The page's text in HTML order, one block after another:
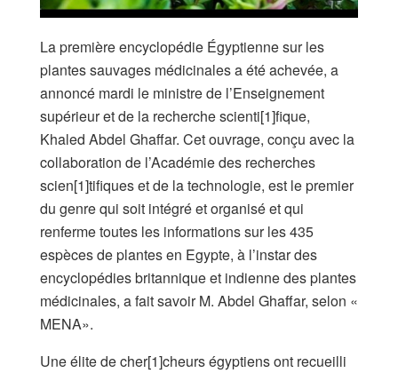
La première encyclopédie Égyptienne sur les
plantes sauvages médicinales a été achevée, a
annoncé mardi le ministre de l’Enseignement
supérieur et de la recherche scienti[1]fique,
Khaled Abdel Ghaffar. Cet ouvrage, conçu avec la
collaboration de l’Académie des recherches
scien[1]tifiques et de la technologie, est le premier
du genre qui soit intégré et organisé et qui
renferme toutes les informations sur les 435
espèces de plantes en Egypte, à l’instar des
encyclopédies britannique et indienne des plantes
médicinales, a fait savoir M. Abdel Ghaffar, selon «
MENA».
Une élite de cher[1]cheurs égyptiens ont recueilli